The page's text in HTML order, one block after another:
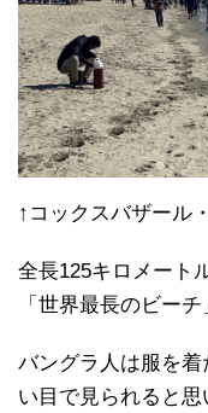
↑コックスバザール
全長125キロメート
「世界最長のビー
バングラ人は服を
い目で見られると思